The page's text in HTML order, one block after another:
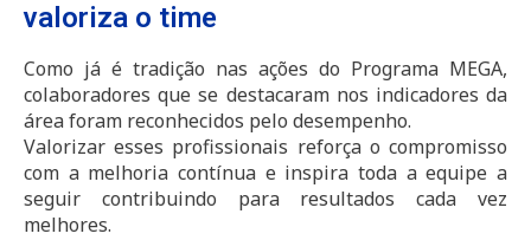
valoriza o time
Como já é tradição nas ações do Programa MEGA,
colaboradores que se destacaram nos indicadores da
área foram reconhecidos pelo desempenho.
Valorizar esses profissionais reforça o compromisso
com a melhoria contínua e inspira toda a equipe a
seguir contribuindo para resultados cada vez
melhores.